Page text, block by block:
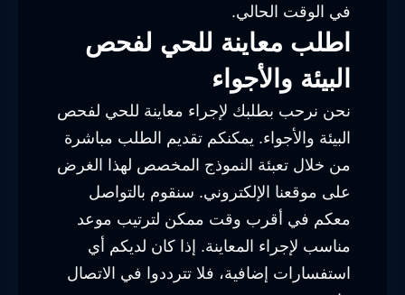
في الوقت الحالي.
اطلب معاينة للحي لفحص
البيئة والأجواء
نحن نرحب بطلبك لإجراء معاينة للحي لفحص
البيئة والأجواء. يمكنكم تقديم الطلب مباشرة
من خلال تعبئة النموذج المخصص لهذا الغرض
على موقعنا الإلكتروني. سنقوم بالتواصل
معكم في أقرب وقت ممكن لترتيب موعد
مناسب لإجراء المعاينة. إذا كان لديكم أي
استفسارات إضافية، فلا تترددوا في الاتصال